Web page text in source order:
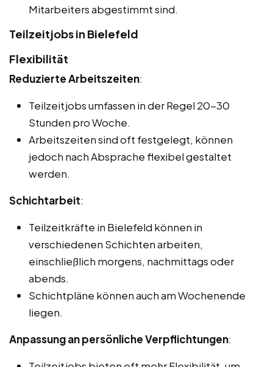
Mitarbeiters abgestimmt sind.
Teilzeitjobs in Bielefeld
Flexibilität
Reduzierte Arbeitszeiten:
Teilzeitjobs umfassen in der Regel 20-30
Stunden pro Woche.
Arbeitszeiten sind oft festgelegt, können
jedoch nach Absprache flexibel gestaltet
werden.
Schichtarbeit:
Teilzeitkräfte in Bielefeld können in
verschiedenen Schichten arbeiten,
einschließlich morgens, nachmittags oder
abends.
Schichtpläne können auch am Wochenende
liegen.
Anpassung an persönliche Verpflichtungen: